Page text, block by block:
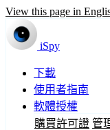
View this page in
iSpy
下載
使用者指南
軟體授權
購買許可證 管